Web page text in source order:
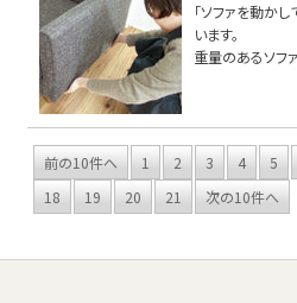
「ソファを動か
います。
重量のあるソフ
前の10件へ 1 2 3 4 5
18
19 20 21 次の10件へ